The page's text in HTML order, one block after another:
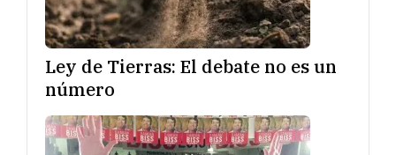
Ley de Tierras: El debate no es un
número